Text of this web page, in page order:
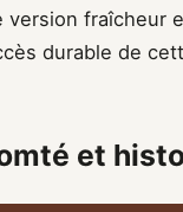
fraîcheur
durable de
et